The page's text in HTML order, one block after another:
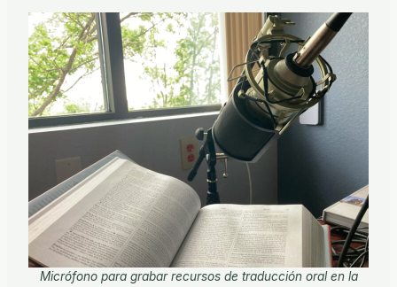
Micrófono para grabar recursos de traducción oral en la